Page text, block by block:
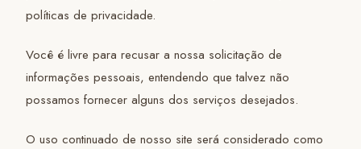
políticas de privacidade.
Você é livre para recusar a nossa solicitação de
informações pessoais, entendendo que talvez não
possamos fornecer alguns dos serviços desejados.
O uso continuado de nosso site será considerado como